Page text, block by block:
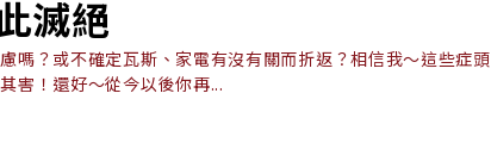
滅絕
嗎？或不確定瓦斯、家電有沒有關而折返？相信我～這些症頭
害！還好～從今以後你再...